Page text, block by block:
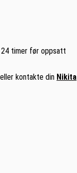
24 timer før oppsatt
eller kontakte din Nikita